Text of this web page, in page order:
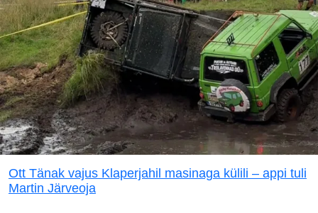
Ott Tänak vajus Klaperjahil masinaga külili – appi tuli
Martin Järveoja